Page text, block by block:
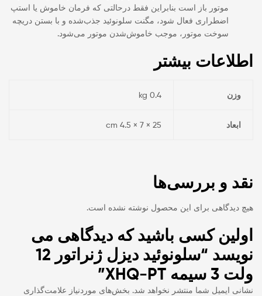
موتور باز است بنابراین فقط درحالتی که فرمان خاموش یا استپ
اضطراری فعال شود، مگنت سلونوئید جذب‌شده و با بستن دریچه
سوخت موتور، موجب خاموش‌شدن موتور می‌شود.
اطلاعات بیشتر
وزن 0.4 kg
ابعاد 25 × 7 × 4.5 cm
نقد و بررسی‌ها
هیچ دیدگاهی برای این محصول نوشته نشده است.
اولین کسی باشید که دیدگاهی می
نویسد “سلونوئید دیزل ژنراتور 12
ولت 3 سیمه XHQ-PT”
نشانی ایمیل شما منتشر نخواهد شد. بخش‌های موردنیاز علامت‌گذاری